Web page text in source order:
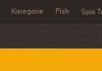
Kategorie Pisk Spis